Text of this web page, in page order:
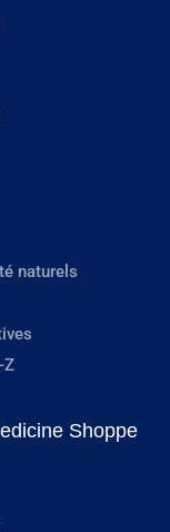
naturels
Z
Shoppe